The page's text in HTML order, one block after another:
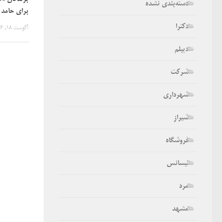
برای
آگوست 18, 2016
دسته‌بندی نشده
دکترا
دیپلم
شرکت
شهرداری
شیراز
فروشگاه
لیسانس
مرد
مشهد